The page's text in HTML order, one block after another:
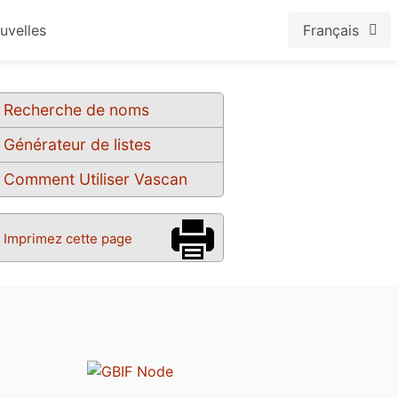
Français
Recherche de noms
Générateur de listes
Comment Utiliser Vascan
Imprimez cette page